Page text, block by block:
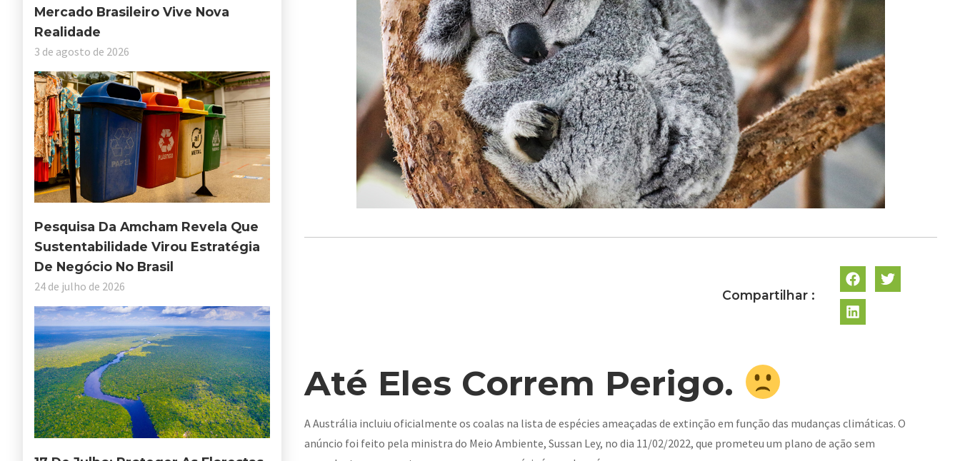
Mercado Brasileiro Vive Nova
Realidade
3 de agosto de 2026
Pesquisa Da Amcham Revela Que
Sustentabilidade Virou Estratégia
De Negócio No Brasil
24 de julho de 2026
Compartilhar :
Até Eles Correm Perigo.
A Austrália incluiu oficialmente os coalas na lista de espécies ameaçadas de extinção em função das mudanças climáticas. O
anúncio foi feito pela ministra do Meio Ambiente, Sussan Ley, no dia 11/02/2022, que prometeu um plano de ação sem